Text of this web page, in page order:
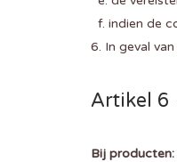
f. indien de
6. In geval
Artikel 6
Bij producten: